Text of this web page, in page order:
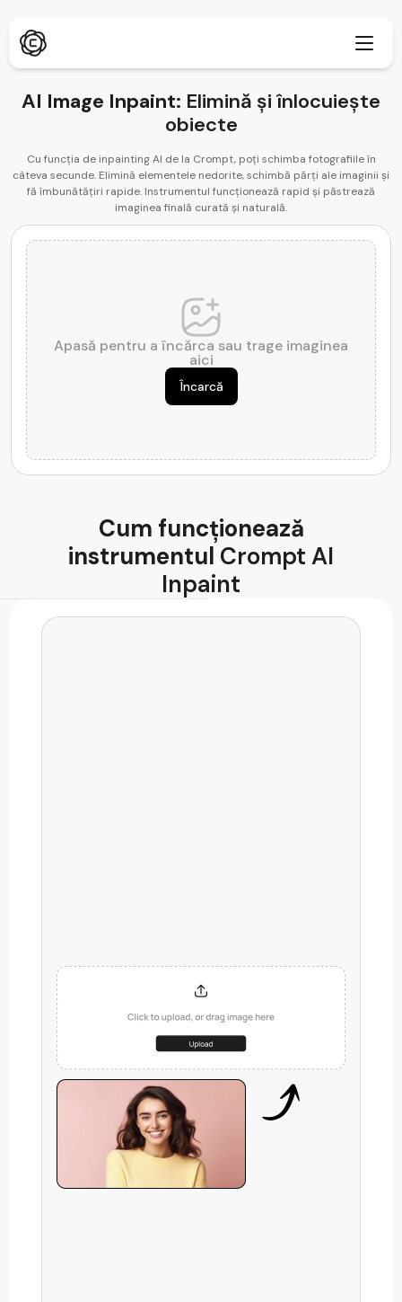
Cercetare aprofundată Nou
ChatPDF Nou
Nou
AI Text Remover
Blogurile noastre
Sala noastră de știri
Deschide în browser
AI Image Inpaint: Elimină și înlocuiește
obiecte
Cu funcția de inpainting AI de la Crompt, poți schimba fotografiile în
câteva secunde. Elimină elementele nedorite, schimbă părți ale imaginii și
fă îmbunătățiri rapide. Instrumentul funcționează rapid și păstrează
imaginea finală curată și naturală.
Apasă pentru a încărca sau trage imaginea
aici
Încarcă
Cum funcționează
instrumentul Crompt AI
Inpaint